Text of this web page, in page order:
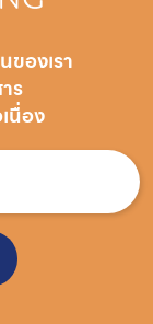
องเรา
ร
นื่อง